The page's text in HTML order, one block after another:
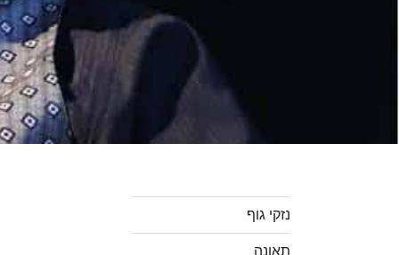
נזקי גוף
תאונה